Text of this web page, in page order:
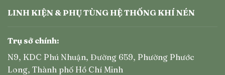
LINH KIỆN & PHỤ TÙNG HỆ THỐNG KHÍ NÉN
Trụ sở chính:
N9, KDC Phú Nhuận, Đường 659, Phường Phước
Long, Thành phố Hồ Chí Minh